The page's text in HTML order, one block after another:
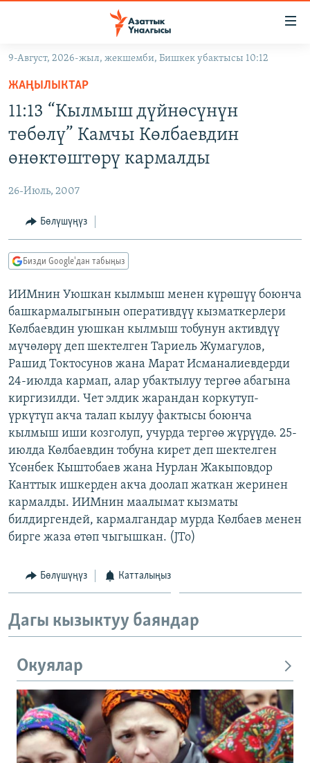
Навигацияга
өтүңүз
салыңыз
КЫРГЫЗСТАН
КЫРГЫЗСТАН
МАДАНИЯТ
ДҮЙНӨ
УКРАИНА
ТВ ПРОГРАММАЛАР
БҮГҮН АЗАТТЫКТА
ДАНИСТЕ
ЭЖЕ-СИҢДИЛЕР
АЗАТТЫК+
ЫҢГАЙСЫЗ СУРООЛОР
ПОДКАСТ
ОНЛАЙН ШЕРИНЕ
ЭЕ/АРнун бардык сайттары
9-Август, 2026-жыл, жекшемби, Бишкек убактысы 10:12
ЖАҢЫЛЫКТАР
11:13 “Кылмыш дүйнөсүнүн
төбөлү” Камчы Көлбаевдин
өнөктөштөрү кармалды
26-Июль, 2007
Бөлүшүңүз
Бизди Google'дан табыңыз
ИИМнин Уюшкан кылмыш менен күрөшүү боюнча
башкармалыгынын оперативдүү кызматкерлери
Көлбаевдин уюшкан кылмыш тобунун активдүү
мүчөлөрү деп шектелген Тариель Жумагулов,
Рашид Токтосунов жана Марат Исманалиевдерди
24-июлда кармап, алар убактылуу тергөө абагына
киргизилди. Чет элдик жарандан коркутуп-
үркүтүп акча талап кылуу фактысы боюнча
кылмыш иши козголуп, учурда тергөө жүрүүдө. 25-
июлда Көлбаевдин тобуна кирет деп шектелген
Үсөнбек Кыштобаев жана Нурлан Жакыповдор
Канттык ишкерден акча доолап жаткан жеринен
кармалды. ИИМнин маалымат кызматы
билдиргендей, кармалгандар мурда Көлбаев менен
бирге жаза өтөп чыгышкан. (JTo)
Бөлүшүңүз Катталыңыз
Дагы кызыктуу баяндар
Окуялар